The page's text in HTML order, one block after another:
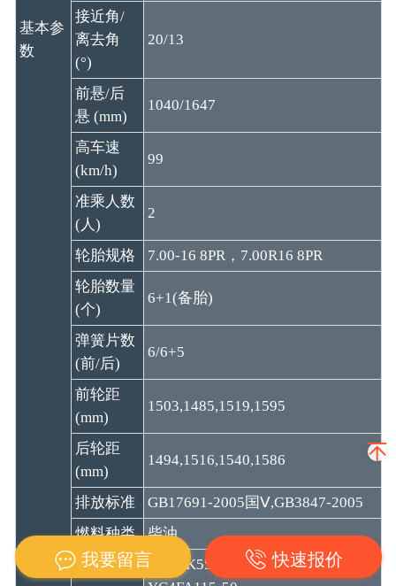
基本参
数
接近角/
离去角
(°)
20/13
前悬/后
悬 (mm)
1040/1647
高车速
(km/h)
99
准乘人数
(人)
2
轮胎规格
7.00-16 8PR，7.00R16 8PR
轮胎数量
(个)
6+1(备胎)
弹簧片数
(前/后)
6/6+5
前轮距
(mm)
1503,1485,1519,1595
后轮距
(mm)
1494,1516,1540,1586
排放标准
GB17691-2005国Ⅴ,GB3847-2005
燃料种类
柴油
CY4BK551
我要留言 快速报价